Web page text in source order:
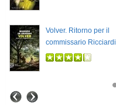
Volver. Ritorno per il
commissario Ricciardi